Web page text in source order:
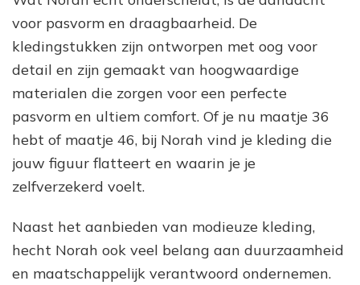
voor pasvorm en draagbaarheid. De
kledingstukken zijn ontworpen met oog voor
detail en zijn gemaakt van hoogwaardige
materialen die zorgen voor een perfecte
pasvorm en ultiem comfort. Of je nu maatje 36
hebt of maatje 46, bij Norah vind je kleding die
jouw figuur flatteert en waarin je je
zelfverzekerd voelt.
Naast het aanbieden van modieuze kleding,
hecht Norah ook veel belang aan duurzaamheid
en maatschappelijk verantwoord ondernemen.